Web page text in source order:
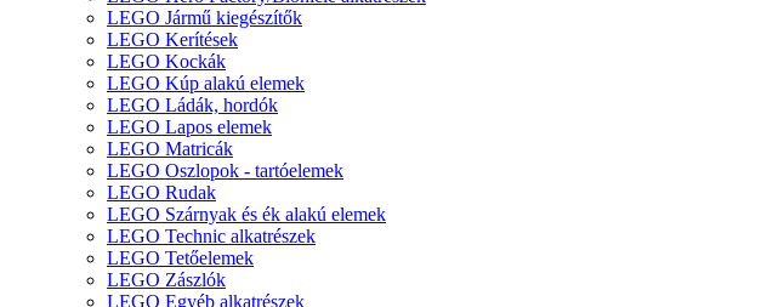
LEGO Jármű kiegészítők
LEGO Kerítések
LEGO Kockák
LEGO Kúp alakú elemek
LEGO Ládák, hordók
LEGO Lapos elemek
LEGO Matricák
LEGO Oszlopok - tartóelemek
LEGO Rudak
LEGO Szárnyak és ék alakú elemek
LEGO Technic alkatrészek
LEGO Tetőelemek
LEGO Zászlók
LEGO Egyéb alkatrészek